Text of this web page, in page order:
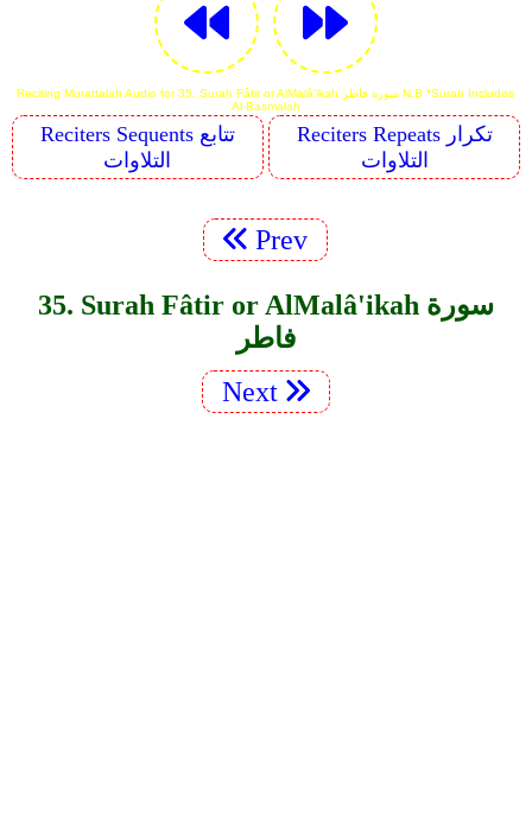
Reciting Murattalah Audio for 35. Surah Fâtir or Al­Malâ'ikah سورة فاطر N.B *Surah Includes
Al-Basmalah
Reciters Sequents تتابع
التلاوات
Reciters Repeats تكرار
التلاوات
Prev
35. Surah Fâtir or Al­Malâ'ikah سورة
فاطر
Next